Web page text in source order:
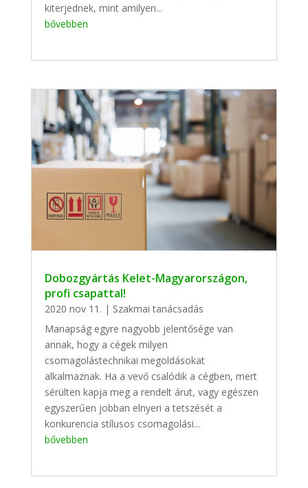
kiterjednek, mint amilyen...
bővebben
Dobozgyártás Kelet-Magyarországon,
profi csapattal!
2020 nov 11. | Szakmai tanácsadás
Manapság egyre nagyobb jelentősége van
annak, hogy a cégek milyen
csomagolástechnikai megoldásokat
alkalmaznak. Ha a vevő csalódik a cégben, mert
sérülten kapja meg a rendelt árut, vagy egészen
egyszerűen jobban elnyeri a tetszését a
konkurencia stílusos csomagolási...
bővebben